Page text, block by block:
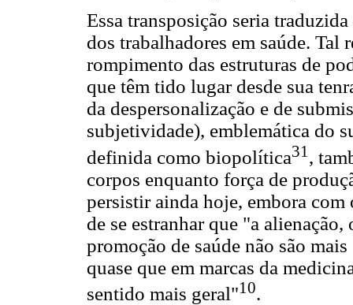
Essa transposição seria
dos trabalhadores em saúde.
rompimento das estruturas de
que têm tido lugar desde sua
da despersonalização e de
subjetividade), emblemática do
definida como biopolítica31 ,
corpos enquanto força de
persistir ainda hoje, embora
de se estranhar que "a
promoção de saúde não são
quase que em marcas da
sentido mais geral"10.